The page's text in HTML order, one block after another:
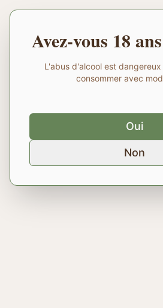
Avez-vous 18
L'abus d'alcool est
consommer avec
Oui
Non